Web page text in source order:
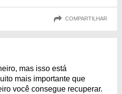
COMPARTILHAR
mas isso está
mais importante que
você consegue recuperar.